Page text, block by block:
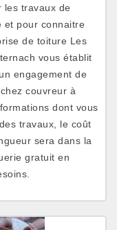
les travaux de
et pour connaitre
de toiture Les
vous établit
engagement de
couvreur à
dont vous
travaux, le coût
sera dans la
gratuit en